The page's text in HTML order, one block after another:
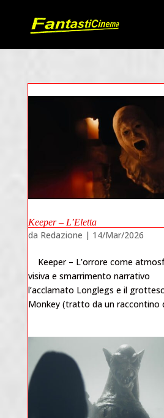
Keeper – L’Eletta
da Redazione | 14/Mar/2026
Keeper – L’orrore come
visiva e smarrimento
l’acclamato Longlegs e il
Monkey (tratto da un raccontino